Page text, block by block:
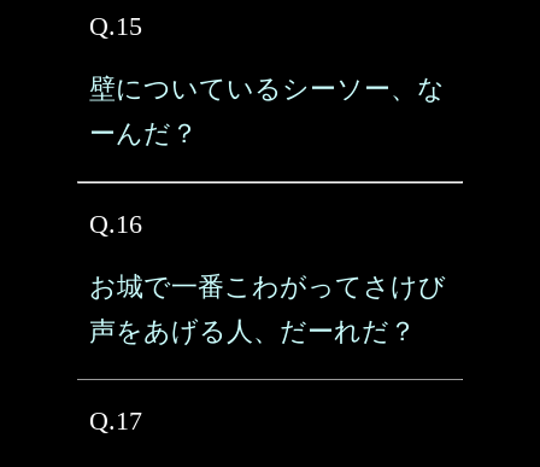
Q.15
壁についているシーソー、な
ーんだ？
Q.16
お城で一番こわがってさけび
声をあげる人、だーれだ？
Q.17